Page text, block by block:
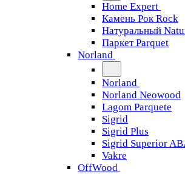
Home Expert
Камень Рок Rock
Натуральный
Паркет Parquet
Norland
Norland
Norland Neowood
Lagom Parquete
Sigrid
Sigrid Plus
Sigrid Superior
Vakre
OffWood